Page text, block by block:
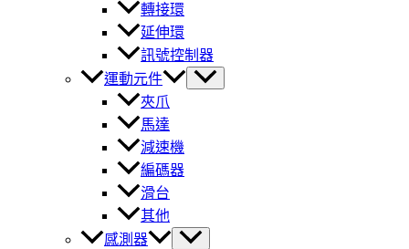
轉接環
延伸環
訊號控制器
運動元件
夾爪
馬達
減速機
編碼器
滑台
其他
感測器